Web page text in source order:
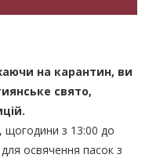
на карантин, ви
свято,
щогодини з 13:00 до
освячення пасок з